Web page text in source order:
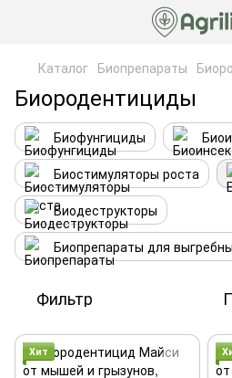
Каталог Биопрепараты
Биородентициды
Биофунгициды
Биостимуляторы роста
Биодеструкторы
Биопрепараты для
Фильтр
Хит